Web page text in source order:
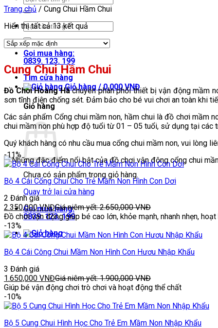
kiếm:
Tìm
kiếm:
Gọi mua hàng:
0839. 123. 199
Tìm cửa hàng
Giỏ hàng /0,000VNĐ
Giỏ hàng
Chưa có sản phẩm trong giỏ hàng.
Quay trở lại cửa hàng
Gọi mua hàng:
0839. 123. 199
Trang chủ / Cung Chui Hầm Chui
Hiển thị tất cả 13 kết quả
Cung Chui Hầm Chui
Đồ Chơi Hoàng Hàchuyên phân phối thiết bị vận động mầm
sơn tĩnh điện chống sét. Đảm bảo cho bé vui chơi an toàn khi
Các sản phẩm Cổng chui mầm non, hầm chui là đồ chơi mầm
chui mầm non phù hợp độ tuổi từ 01 – 05 tuổi, sử dụng tại các
Quý khách hàng có nhu cầu mua cổng chui mầm non, vui lòng
-11%
Bộ 4 Cái Cổng Chui Cho Trẻ Mầm Non Hình Con Dơi
2 Đánh giá
2.350,000VNĐGiá niêm yết:2.650,000VNĐ
Đồ chơi vận động giúp bé cao lớn, khỏe mạnh, nhanh nhẹn, hoạt
-13%
Bộ 4 Cái Công Chui Mầm Non Hình Con Hươu Nhập Khẩu
3 Đánh giá
1.650,000 VNĐGiá niêm yết:1.900,000VNĐ
Giúp bé vận động chơi trò chơi và hoạt động thể chất
-10%
Bộ 5 Cung Chui Hình Học Cho Trẻ Em Mầm Non Nhập Khẩu